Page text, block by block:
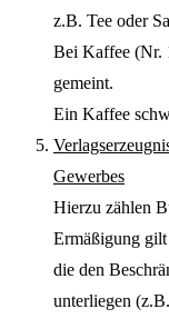
z.B. Tee oder
Bei Kaffee (Nr.
gemeint.
Ein Kaffee
Gewerbes
Hierzu zählen
Ermäßigung gilt
die den
unterliegen